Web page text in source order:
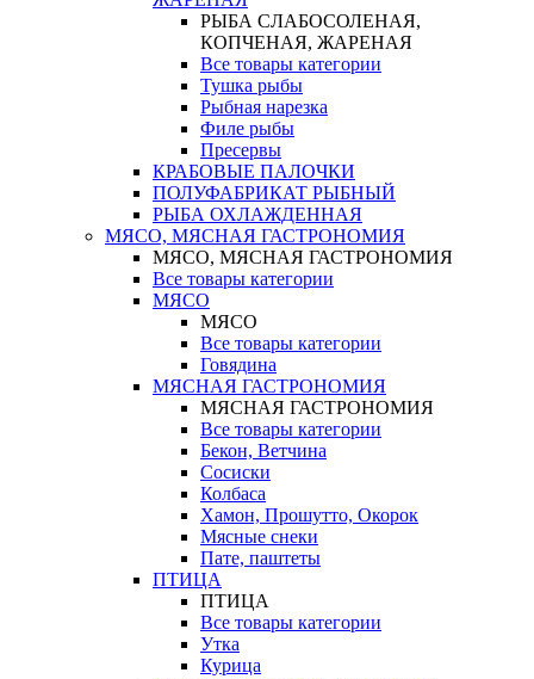
РЫБА СЛАБОСОЛЕНАЯ,
КОПЧЕНАЯ, ЖАРЕНАЯ
Все товары категории
Тушка рыбы
Рыбная нарезка
Филе рыбы
Пресервы
КРАБОВЫЕ ПАЛОЧКИ
ПОЛУФАБРИКАТ РЫБНЫЙ
РЫБА ОХЛАЖДЕННАЯ
МЯСО, МЯСНАЯ ГАСТРОНОМИЯ
МЯСО, МЯСНАЯ ГАСТРОНОМИЯ
Все товары категории
МЯСО
МЯСО
Все товары категории
Говядина
МЯСНАЯ ГАСТРОНОМИЯ
МЯСНАЯ ГАСТРОНОМИЯ
Все товары категории
Бекон, Ветчина
Сосиски
Колбаса
Хамон, Прошутто, Окорок
Мясные снеки
Пате, паштеты
ПТИЦА
ПТИЦА
Все товары категории
Утка
Курица